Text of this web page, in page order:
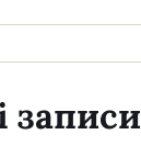
записи